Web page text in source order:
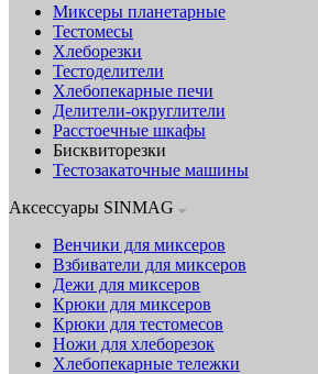
Миксеры планетарные
Тестомесы
Хлеборезки
Тестоделители
Хлебопекарные печи
Делители-округлители
Расстоечные шкафы
Бисквиторезки
Тестозакаточные машины
Аксессуары SINMAG
Венчики для миксеров
Взбиватели для миксеров
Дежи для миксеров
Крюки для миксеров
Крюки для тестомесов
Ножи для хлеборезок
Хлебопекарные тележки